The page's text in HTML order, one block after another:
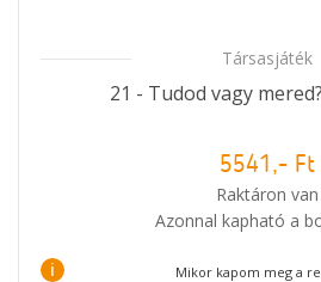
Társasjáték
21 - Tudod vagy
5541,- Ft
Raktáron van
Azonnal kapható a
i Mikor kapom meg a